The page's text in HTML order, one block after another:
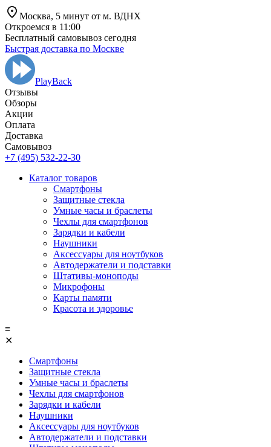
Москва, 5 минут от м. ВДНХ
Откроемся в 11:00
Бесплатный самовывоз сегодня
Быстрая доставка по Москве
PlayBack
Отзывы
Обзоры
Aкции
Оплата
Доставка
Самовывоз
+7 (495) 532-22-30
Каталог товаров
Смартфоны
Защитные стекла
Умные часы и браслеты
Чехлы для смартфонов
Зарядки и кабели
Наушники
Аксессуары для ноутбуков
Автодержатели и подставки
Штативы-моноподы
Микрофоны
Карты памяти
Красота и здоровье
≡
✕
Смартфоны
Защитные стекла
Умные часы и браслеты
Чехлы для смартфонов
Зарядки и кабели
Наушники
Аксессуары для ноутбуков
Автодержатели и подставки